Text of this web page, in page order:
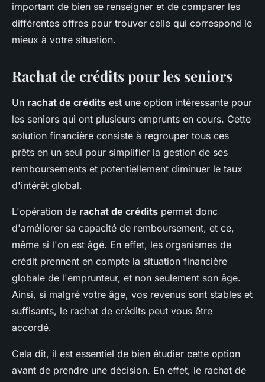
important de bien se renseigner et de comparer les
différentes offres pour trouver celle qui correspond le
mieux à votre situation.
Rachat de crédits pour les seniors
Un rachat de crédits est une option intéressante pour
les seniors qui ont plusieurs emprunts en cours. Cette
solution financière consiste à regrouper tous ces
prêts en un seul pour simplifier la gestion de ses
remboursements et potentiellement diminuer le taux
d'intérêt global.
L'opération de rachat de crédits permet donc
d'améliorer sa capacité de remboursement, et ce,
même si l'on est âgé. En effet, les organismes de
crédit prennent en compte la situation financière
globale de l'emprunteur, et non seulement son âge.
Ainsi, si malgré votre âge, vos revenus sont stables et
suffisants, le rachat de crédits peut vous être
accordé.
Cela dit, il est essentiel de bien étudier cette option
avant de prendre une décision. En effet, le rachat de